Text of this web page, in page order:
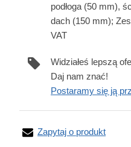
podłoga (50 mm),
dach (150 mm);
VAT
Widziałeś lepszą
Daj nam znać!
Postaramy się ją
Zapytaj o produkt